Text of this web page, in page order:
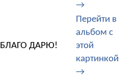
→
БЛАГО ДАРЮ!
Перейти в
альбом с
этой
картинкой
→